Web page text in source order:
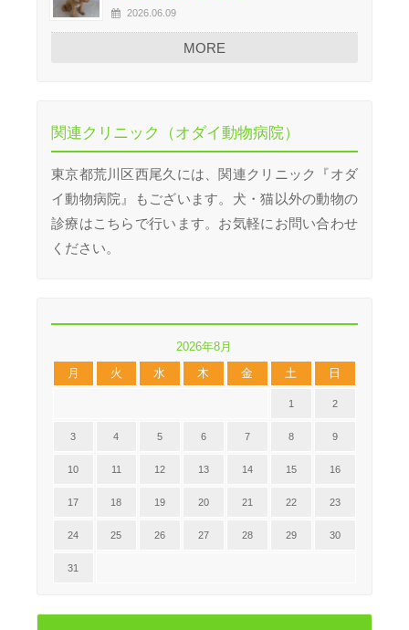
2026.06.09
MORE
関連クリニック（オダイ動物病院）
東京都荒川区西尾久には、関連クリニック『オダ
イ動物病院』もございます。犬・猫以外の動物の
診療はこちらで行います。お気軽にお問い合わせ
ください。
2026年8月
月
火 水 木 金 土 日
1 2
3 4 5 6 7 8 9
10 11 12 13 14 15 16
17 18 19 20 21 22 23
24 25 26 27 28 29 30
31